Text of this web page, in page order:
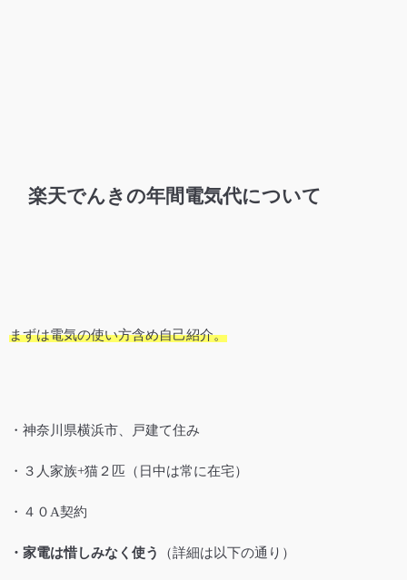
楽天でんきの年間電気代について
まずは電気の使い方含め自己紹介。
・神奈川県横浜市、戸建て住み
・３人家族+猫２匹（日中は常に在宅）
・４０A契約
・家電は惜しみなく使う （詳細は以下の通り）